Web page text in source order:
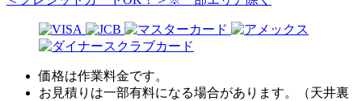
価格は作業料金です。
お見積りは一部有料になる場合があります。（天井裏